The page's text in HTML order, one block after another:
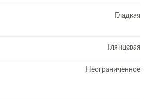
Гладкая
Глянцевая
Неограниченное